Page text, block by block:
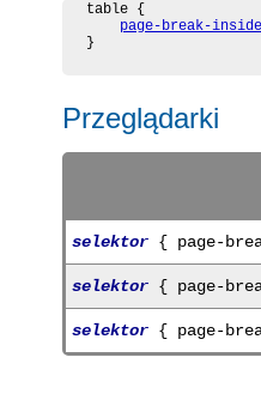
table {
page-break-inside
}
Przeglądarki
selektor { page-
selektor { page-
selektor { page-